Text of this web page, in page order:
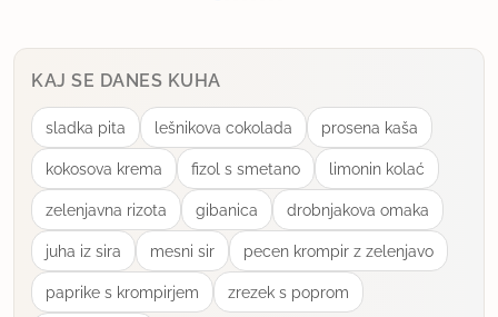
KAJ SE DANES KUHA
sladka pita lešnikova cokolada prosena kaša
kokosova krema fizol s smetano limonin kolać
zelenjavna rizota gibanica drobnjakova omaka
juha iz sira mesni sir pecen krompir z zelenjavo
paprike s krompirjem zrezek s poprom